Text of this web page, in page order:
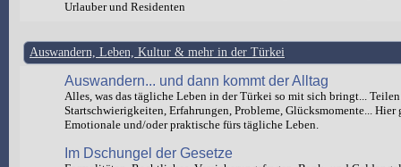
Urlauber und Residenten
Auswandern, Leben, Kultur & mehr in der Türkei
Auswandern... und dann kommt der Alltag
Alles, was das tägliche Leben in der Türkei so mit sich bringt...
Startschwierigkeiten, Erfahrungen, Probleme, Glücksmomente... Hier
Emotionale und/oder praktische fürs tägliche Leben.
Im Dschungel der Gesetze